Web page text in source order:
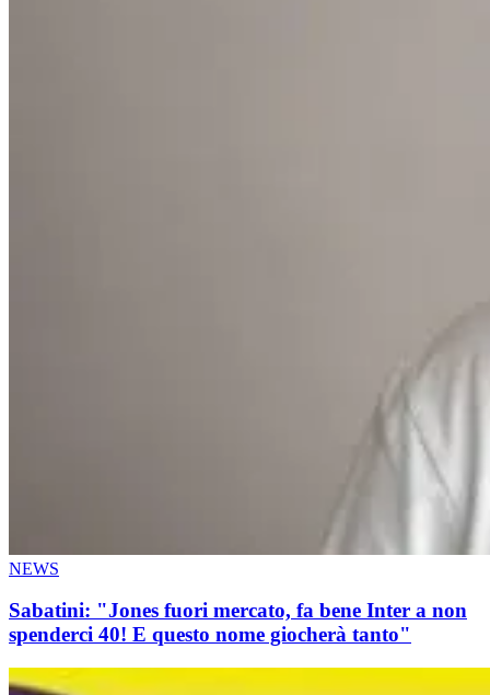
NEWS
Sabatini: "Jones fuori mercato, fa bene Inter a non
spenderci 40! E questo nome giocherà tanto"